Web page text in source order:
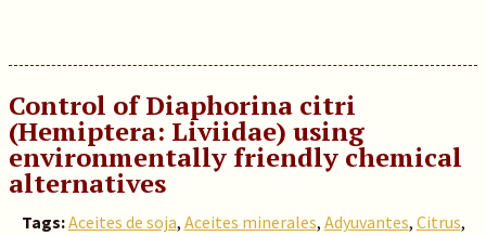
Control of Diaphorina citri
(Hemiptera: Liviidae) using
environmentally friendly chemical
alternatives
Tags:Aceites de soja, Aceites minerales, Adyuvantes, Citrus,